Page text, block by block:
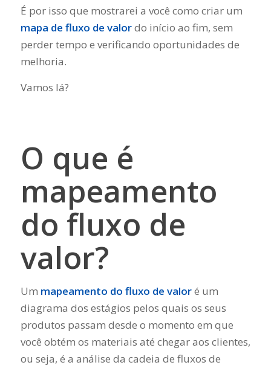
É por isso que mostrarei a você como criar um
mapa de fluxo de valordo início ao fim, sem
perder tempo e verificando oportunidades de
melhoria.
Vamos lá?
O que é
mapeamento
do fluxo de
valor?
Um mapeamento do fluxo de valoré um
diagrama dos estágios pelos quais os seus
produtos passam desde o momento em que
você obtém os materiais até chegar aos clientes,
ou seja, é a análise da cadeia de fluxos de